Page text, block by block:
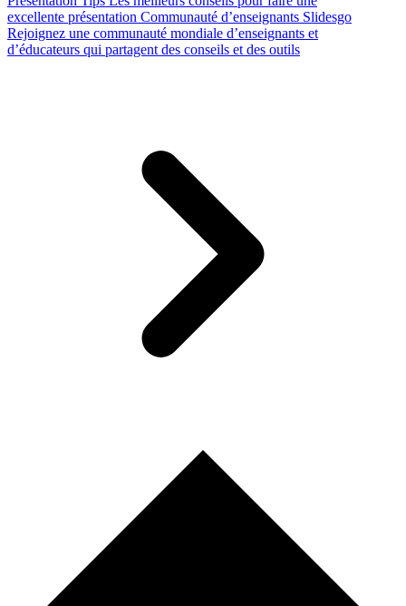
excellente présentation Communauté d’enseignants Slidesgo
Rejoignez une communauté mondiale d’enseignants et
d’éducateurs qui partagent des conseils et des outils